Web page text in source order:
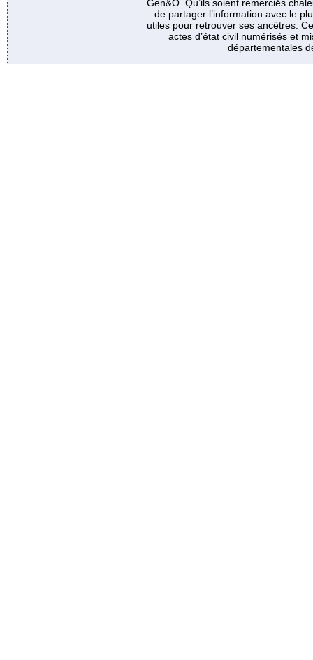
Gen&O. Qu’ils soient remerciés
de partager l’information avec le
utiles pour retrouver ses ancêtres.
actes d’état civil numérisés et
départementales